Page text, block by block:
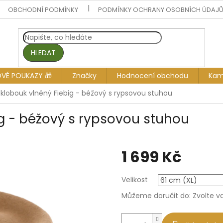
OBCHODNÍ PODMÍNKY PODMÍNKY OCHRANY OSOBNÍCH ÚDAJŮ
HLEDAT
POUKAZY 🎁 Značky Hodnocení obchodu
vlněný Fiebig - béžový s rypsovou stuhou
- béžový s rypsovou stuhou
1 699 Kč
cena:
Velikost
Můžeme doručit do: Zvolte